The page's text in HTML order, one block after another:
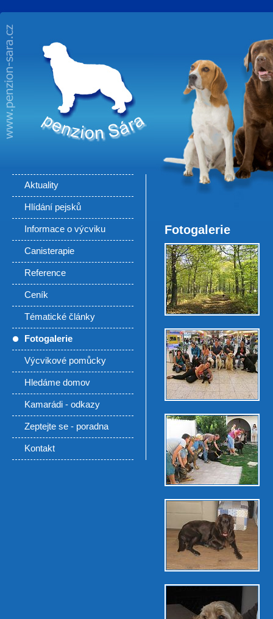
Fotogalerie -
Hlídání psů,
výcvik pejsků,
canisterapie
Brno a okolí.
Výcvik psů
výcviková
škola pro psy.
Aktuality
Hlídání pejsků
Informace o výcviku
Canisterapie
Reference
Ceník
Tématické články
Fotogalerie
Výcvikové pomůcky
Hledáme domov
Kamarádi - odkazy
Zeptejte se - poradna
Kontakt
Fotogalerie